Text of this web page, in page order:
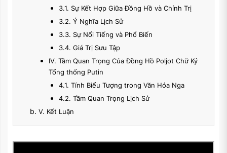
3.1. Sự Kết Hợp Giữa Đồng Hồ và Chính Trị
3.2. Ý Nghĩa Lịch Sử
3.3. Sự Nổi Tiếng và Phổ Biến
3.4. Giá Trị Sưu Tập
IV. Tầm Quan Trọng Của Đồng Hồ Poljot Chữ Ký
Tổng thống Putin
4.1. Tính Biểu Tượng trong Văn Hóa Nga
4.2. Tầm Quan Trọng Lịch Sử
V. Kết Luận